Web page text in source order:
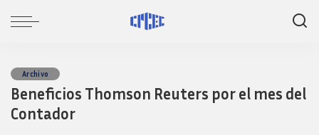
Archivo
Beneficios Thomson Reuters por el mes del
Contador